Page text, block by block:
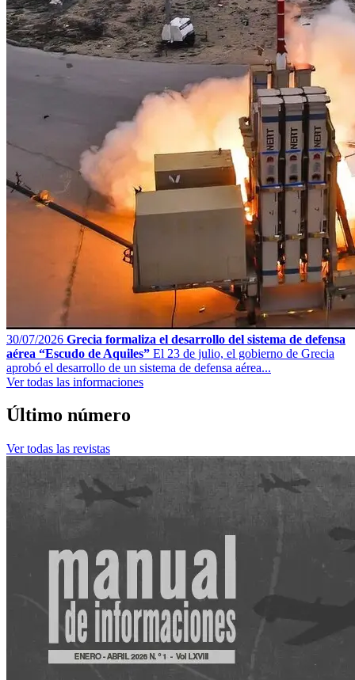
30/07/2026 Grecia formaliza el desarrollo del sistema de defensa
aérea “Escudo de Aquiles” El 23 de julio, el gobierno de Grecia
aprobó el desarrollo de un sistema de defensa aérea...
Ver todas las informaciones
Último número
Ver todas las revistas